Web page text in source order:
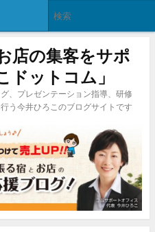
店の集客をサポ
ドットコム」
、プレゼンテーション指導、研修
う今井ひろこのブログサイトです